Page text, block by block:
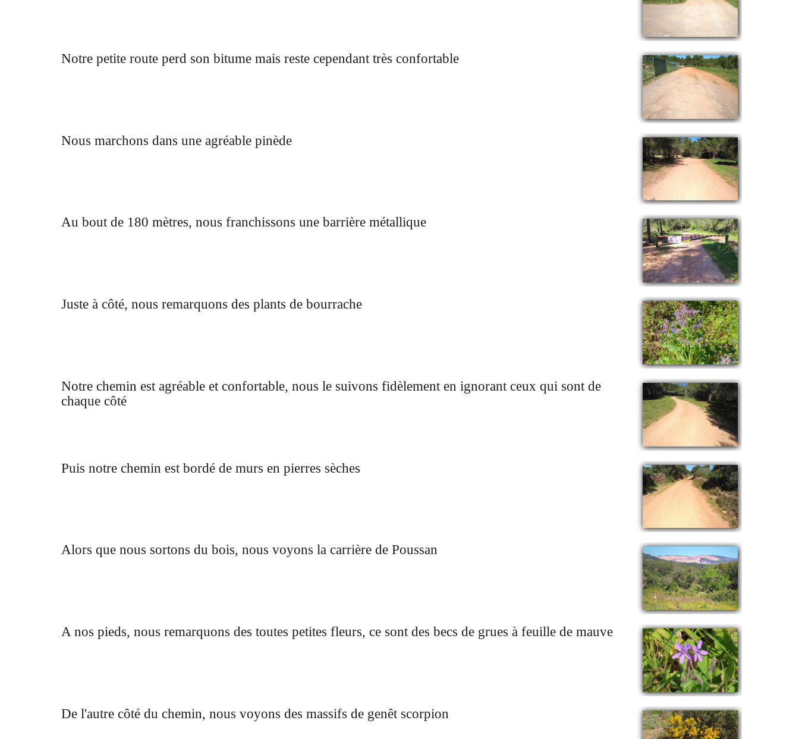
Notre petite route perd son bitume mais reste cependant très confortable
Nous marchons dans une agréable pinède
Au bout de 180 mètres, nous franchissons une barrière métallique
Juste à côté, nous remarquons des plants de bourrache
Notre chemin est agréable et confortable, nous le suivons fidèlement en ignorant ceux qui sont de
chaque côté
Puis notre chemin est bordé de murs en pierres sèches
Alors que nous sortons du bois, nous voyons la carrière de Poussan
A nos pieds, nous remarquons des toutes petites fleurs, ce sont des becs de grues à feuille de mauve
De l'autre côté du chemin, nous voyons des massifs de genêt scorpion